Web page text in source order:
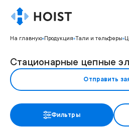
На главную Продукция Тали и тельферы
Стационарные цепные
Отправить
Фильтры
Грузоподъемность
Высота подъема
Модель